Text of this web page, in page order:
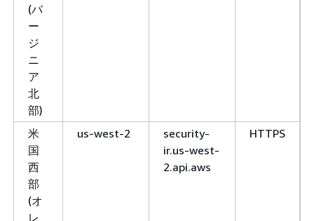
(バ
ー
ジ
ニ
ア
北
部)
米
国
西
部
(オ
レ
us-west-2
security-
ir.us-west-
2.api.aws
HTTPS